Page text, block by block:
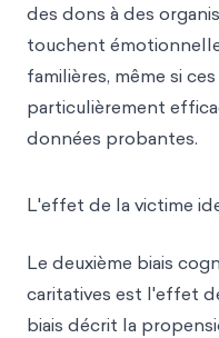
des dons à des
touchent
familières, même si
particulièrement
données probantes.
L'effet de la victime
Le deuxième biais
caritatives est l'effet
biais décrit la